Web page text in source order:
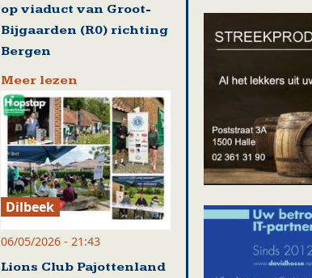
op viaduct van Groot-
Bijgaarden (R0) richting
Bergen
Meer lezen
Dilbeek
06/05/2026 - 21:43
Lions Club Pajottenland